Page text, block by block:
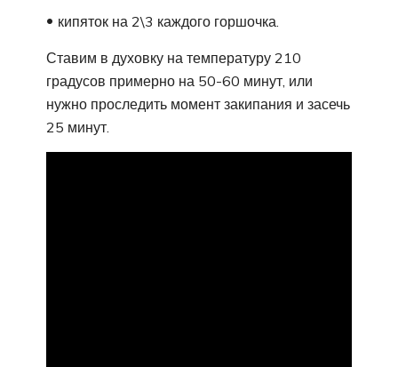
кипяток на 2\3 каждого горшочка.
Ставим в духовку на температуру 210
градусов примерно на 50-60 минут, или
нужно проследить момент закипания и засечь
25 минут.